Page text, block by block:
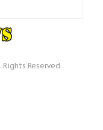
Rights Reserved.